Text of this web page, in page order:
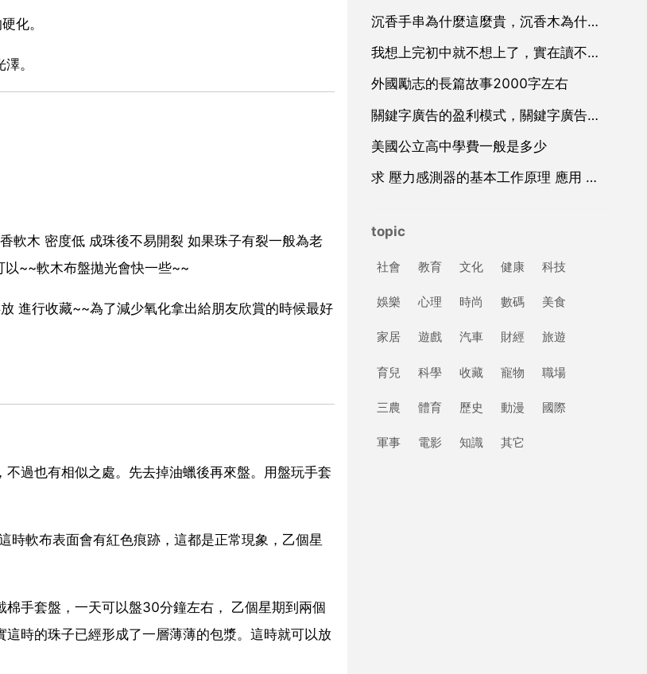
化。
。
軟木 密度低 成珠後不易開裂 如果珠子有裂一般為老
~~軟木布盤拋光會快一些~~
進行收藏~~為了減少氧化拿出給朋友欣賞的時候最好
過也有相似之處。先去掉油蠟後再來盤。用盤玩手套
軟布表面會有紅色痕跡，這都是正常現象，乙個星
手套盤，一天可以盤30分鐘左右， 乙個星期到兩個
時的珠子已經形成了一層薄薄的包漿。這時就可以放
沉香手串為什麼這麼貴，沉香木為什麼這麼貴？有什麼用？
我想上完初中就不想上了，實在讀不下去了，和我怕到了社會學歷太低找不到工作，有沒有什麼不太靠學歷大部
外國勵志的長篇故事2000字左右
關鍵字廣告的盈利模式，關鍵字廣告廣告
美國公立高中學費一般是多少
求 壓力感測器的基本工作原理 應用 和設計 方面的資料
topic
社會 教育 文化 健康 科技
娛樂 心理 時尚 數碼 美食
家居 遊戲 汽車 財經 旅遊
育兒 科學 收藏 寵物 職場
三農 體育 歷史 動漫 國際
軍事 電影 知識 其它